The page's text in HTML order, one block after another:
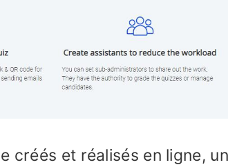
créés et réalisés en ligne,